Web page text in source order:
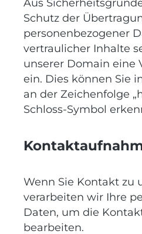
Aus
Schutz der
personenbezogener
vertraulicher Inhalte
unserer Domain eine
ein. Dies können Sie
an der Zeichenfolge
Schloss-Symbol
Wenn Sie Kontakt zu
verarbeiten wir Ihre
Daten, um die
bearbeiten.